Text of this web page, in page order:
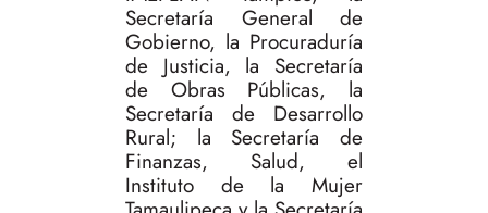
Secretaría General de
Gobierno, la Procuraduría
de Justicia, la Secretaría
de Obras Públicas, la
Secretaría de Desarrollo
Rural; la Secretaría de
Finanzas, Salud, el
Instituto de la Mujer